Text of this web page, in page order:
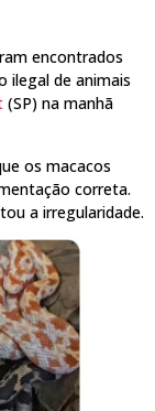
encontrados
ilegal de animais
(SP) na manhã
os macacos
correta.
a irregularidade.